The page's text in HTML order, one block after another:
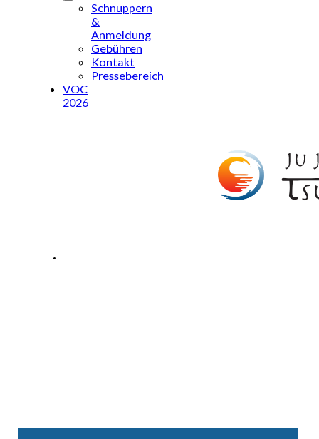
Schnuppern
&
Anmeldung
Gebühren
Kontakt
Pressebereich
VOC
2026